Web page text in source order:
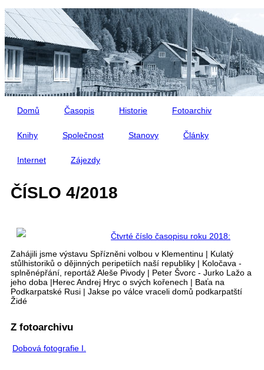
Přejít k hlavnímu obsahu
Domů Časopis Historie Fotoarchiv
Knihy Společnost Stanovy Články
Internet Zájezdy
ČÍSLO 4/2018
Čtvrté číslo časopisu roku 2018:
Zahájili jsme výstavu Spřízněni volbou v Klementinu | Kulatý
stůlhistoriků o dějinných peripetiích naší republiky | Koločava -
splněnépřání, reportáž Aleše Pivody | Peter Švorc - Jurko Lažo a
jeho doba |Herec Andrej Hryc o svých kořenech | Baťa na
Podkarpatské Rusi | Jakse po válce vraceli domů podkarpatští
Židé
Z fotoarchivu
Dobová fotografie I.